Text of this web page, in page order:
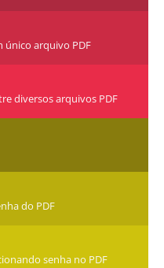
único arquivo PDF
diversos arquivos PDF
do PDF
senha no PDF